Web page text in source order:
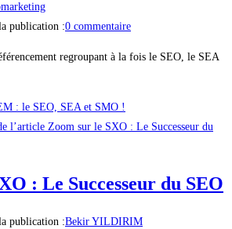
publication :0 commentaire
regroupant à la fois le SEO, le SEA
: le SEO, SEA et SMO !
: Le Successeur du SEO
publication :Bekir YILDIRIM